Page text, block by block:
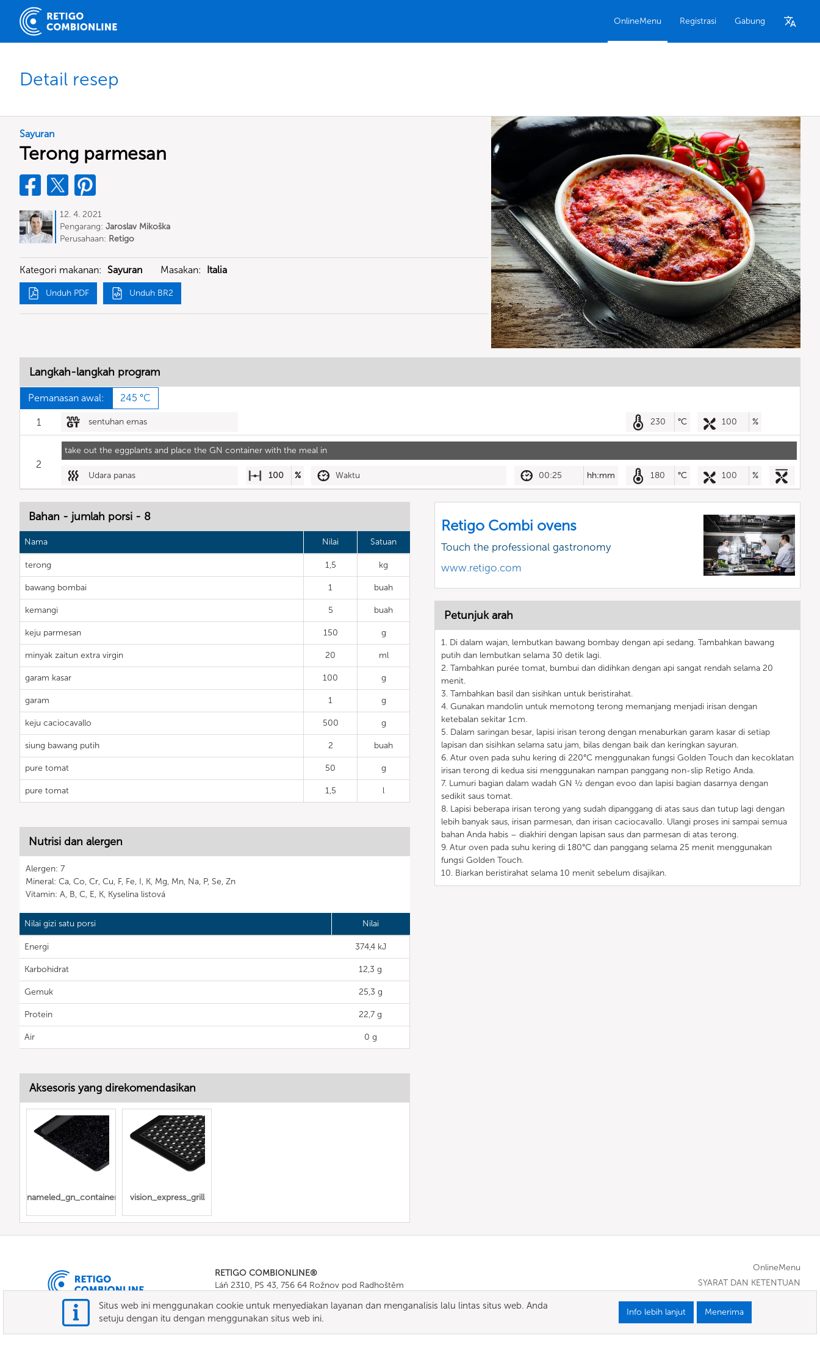
OnlineMenu Registrasi Gabung
Detail resep
Sayuran
Terong parmesan
12. 4. 2021
Pengarang: Jaroslav Mikoška
Perusahaan: Retigo
Kategori makanan: Sayuran Masakan: Italia
Unduh PDF Unduh BR2
Langkah-langkah program
Pemanasan awal: 245 °C
1 sentuhan emas 230 °C 100 %
take out the eggplants and place the GN container with the meal in
2
Udara panas 100 % Waktu 00:25 hh:mm 180 °C 100 %
Bahan - jumlah porsi - 8
Nama Nilai Satuan
terong 1,5 kg
bawang bombai 1 buah
kemangi 5 buah
keju parmesan 150 g
minyak zaitun extra virgin 20 ml
garam kasar 100 g
garam 1 g
keju caciocavallo 500 g
siung bawang putih 2 buah
pure tomat 50 g
pure tomat 1,5 l
Nutrisi dan alergen
Alergen: 7
Mineral: Ca, Co, Cr, Cu, F, Fe, I, K, Mg, Mn, Na, P, Se, Zn
Vitamin: A, B, C, E, K, Kyselina listová
Nilai gizi satu porsi Nilai
Energi 374,4 kJ
Karbohidrat 12,3 g
Gemuk 25,3 g
Protein 22,7 g
Air 0 g
Retigo Combi ovens
Touch the professional gastronomy
www.retigo.com
Petunjuk arah
1. Di dalam wajan, lembutkan bawang bombay dengan api sedang. Tambahkan bawang
putih dan lembutkan selama 30 detik lagi.
2. Tambahkan purée tomat, bumbui dan didihkan dengan api sangat rendah selama 20
menit.
3. Tambahkan basil dan sisihkan untuk beristirahat.
4. Gunakan mandolin untuk memotong terong memanjang menjadi irisan dengan
ketebalan sekitar 1cm.
5. Dalam saringan besar, lapisi irisan terong dengan menaburkan garam kasar di setiap
lapisan dan sisihkan selama satu jam, bilas dengan baik dan keringkan sayuran.
6. Atur oven pada suhu kering di 220°C menggunakan fungsi Golden Touch dan kecoklatan
irisan terong di kedua sisi menggunakan nampan panggang non-slip Retigo Anda.
7. Lumuri bagian dalam wadah GN ½ dengan evoo dan lapisi bagian dasarnya dengan
sedikit saus tomat.
8. Lapisi beberapa irisan terong yang sudah dipanggang di atas saus dan tutup lagi dengan
lebih banyak saus, irisan parmesan, dan irisan caciocavallo. Ulangi proses ini sampai semua
bahan Anda habis – diakhiri dengan lapisan saus dan parmesan di atas terong.
9. Atur oven pada suhu kering di 180°C dan panggang selama 25 menit menggunakan
fungsi Golden Touch.
10. Biarkan beristirahat selama 10 menit sebelum disajikan.
Aksesoris yang direkomendasikan
enameled_gn_containers vision_express_grill
RETIGO COMBIONLINE®
Láň 2310, PS 43, 756 64 Rožnov pod Radhoštěm
E-mail: info@combionline.com
OnlineMenu
SYARAT DAN KETENTUAN
Situs web ini menggunakan cookie untuk menyediakan layanan dan menganalisis lalu lintas situs web. Anda
setuju dengan itu dengan menggunakan situs web ini.
Info lebih lanjut Menerima